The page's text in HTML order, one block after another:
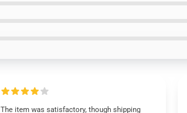
The item was satisfactory, though shipping